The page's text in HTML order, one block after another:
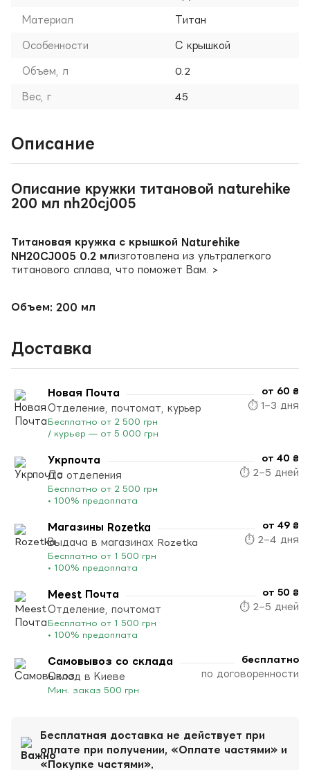
Материал Титан
Особенности С крышкой
Объем, л 0.2
Вес, г 45
Описание
Описание кружки титановой naturehike
200 мл nh20cj005
Титановая кружка с крышкой Naturehike
NH20CJ005 0.2 млизготовлена из ультралегкого
титанового сплава, что поможет Вам. >
Объем: 200 мл
Доставка
Новая Почта
Отделение, почтомат, курьер
Бесплатно от 2 500 грн
/ курьер — от 5 000 грн
от 60 ₴
⏱ 1–3 дня
Укрпочта
До отделения
Бесплатно от 2 500 грн
• 100% предоплата
от 40 ₴
⏱ 2–5 дней
Магазины Rozetka
Выдача в магазинах Rozetka
Бесплатно от 1 500 грн
• 100% предоплата
от 49 ₴
⏱ 2–4 дня
Meest Почта
Отделение, почтомат
Бесплатно от 1 500 грн
• 100% предоплата
от 50 ₴
⏱ 2–5 дней
Самовывоз со склада
Склад в Киеве
Мин. заказ 500 грн
бесплатно
по договоренности
Бесплатная доставка не действует при
оплате при получении, «Оплате частями» и
«Покупке частями».